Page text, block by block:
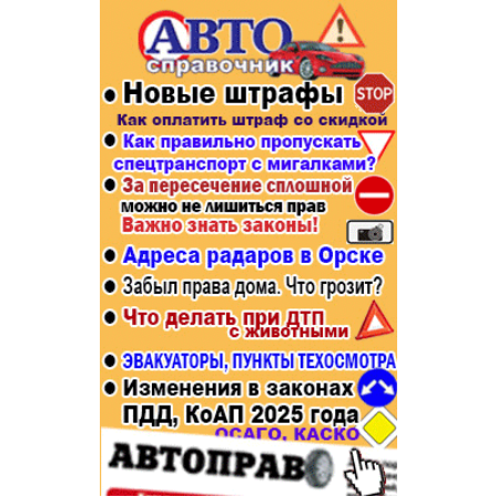
Афиша
Строительство и ремонт
Авто и мото
Рестораны, кафе, бары
Спорт Фитнес
Недвижимость
Красота Косметология
Телекоммуникации и связь
Торговля
Бизнес и финансы
Юристы, Экспертиза, Страхование
Ремонт
Социальные организации
Это интересно
Администрация
Популярное →
Строительство и ремонт